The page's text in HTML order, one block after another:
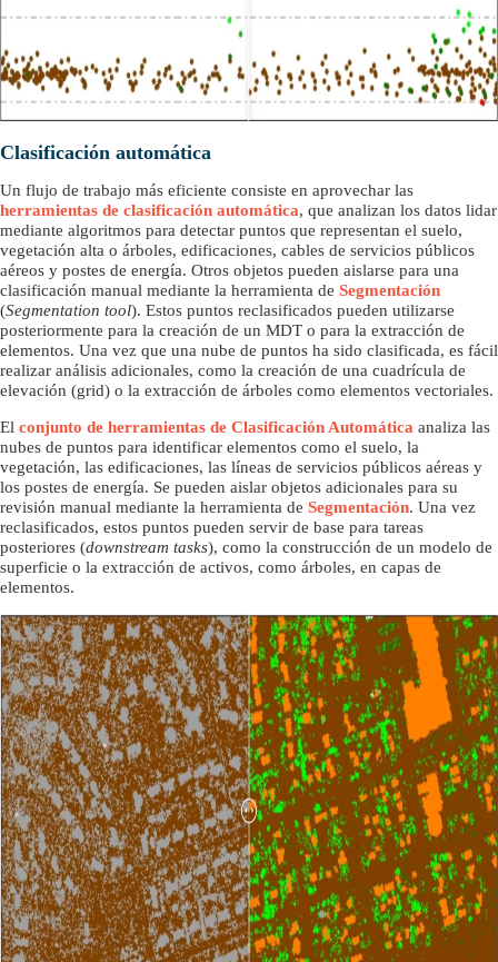
Clasificación automática
Un flujo de trabajo más eficiente consiste en aprovechar las
herramientas de clasificación automática, que analizan los datos lidar
mediante algoritmos para detectar puntos que representan el suelo,
vegetación alta o árboles, edificaciones, cables de servicios públicos
aéreos y postes de energía. Otros objetos pueden aislarse para una
clasificación manual mediante la herramienta de Segmentación
(Segmentation tool). Estos puntos reclasificados pueden utilizarse
posteriormente para la creación de un MDT o para la extracción de
elementos. Una vez que una nube de puntos ha sido clasificada, es fácil
realizar análisis adicionales, como la creación de una cuadrícula de
elevación (grid) o la extracción de árboles como elementos vectoriales.
El conjunto de herramientas de Clasificación Automática analiza las
nubes de puntos para identificar elementos como el suelo, la
vegetación, las edificaciones, las líneas de servicios públicos aéreas y
los postes de energía. Se pueden aislar objetos adicionales para su
revisión manual mediante la herramienta de Segmentación. Una vez
reclasificados, estos puntos pueden servir de base para tareas
posteriores (downstream tasks), como la construcción de un modelo de
superficie o la extracción de activos, como árboles, en capas de
elementos.